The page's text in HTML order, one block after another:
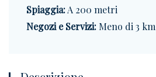
Spiaggia:A 200 metri
Negozi e Servizi: Meno di 3 km